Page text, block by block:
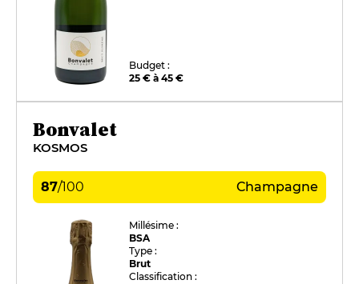
Budget :
25 € à 45 €
Bonvalet
KOSMOS
87/100 Champagne
Millésime :
BSA
Type :
Brut
Classification :